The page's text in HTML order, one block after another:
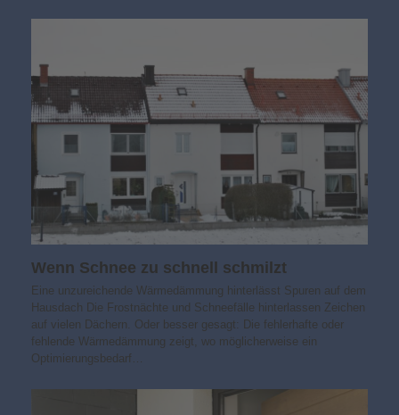
Wenn Schnee zu schnell schmilzt
Eine unzureichende Wärmedämmung hinterlässt Spuren auf dem
Hausdach Die Frostnächte und Schneefälle hinterlassen Zeichen
auf vielen Dächern. Oder besser gesagt: Die fehlerhafte oder
fehlende Wärmedämmung zeigt, wo möglicherweise ein
Optimierungsbedarf…